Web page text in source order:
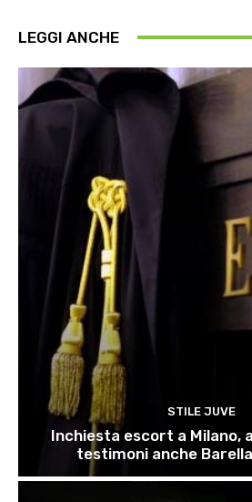
LEGGI ANCHE
STILE JUVE
Inchiesta escort a Milano,
testimoni anche